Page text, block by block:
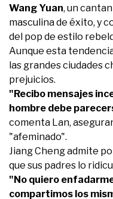
Wang Yuan, un
masculina de éxito, y
del pop de estilo
Aunque esta
las grandes ciudades
prejuicios.
"Recibo mensajes
hombre debe
comenta Lan,
"afeminado".
Jiang Cheng admite
que sus padres lo
"No quiero
compartimos los